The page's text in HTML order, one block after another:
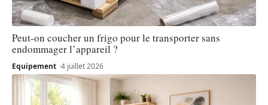
Peut-on coucher un frigo pour le transporter sans
endommager l’appareil ?
Equipement 4 juillet 2026